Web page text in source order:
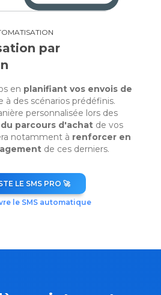
par
en planifiant vos envois de
à des scénarios prédéfinis.
personnalisée lors des
parcours d'achat de vos
notamment à renforcer en
de ces derniers.
LE SMS PRO 🚀
le SMS automatique